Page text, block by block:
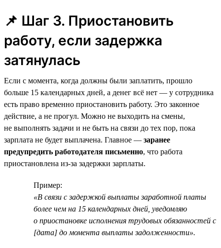
📌 Шаг 3. Приостановить
работу, если задержка
затянулась
Если с момента, когда должны были заплатить, прошло
больше 15 календарных дней, а денег всё нет — у сотрудника
есть право временно приостановить работу. Это законное
действие, а не прогул. Можно не выходить на смены,
не выполнять задачи и не быть на связи до тех пор, пока
зарплата не будет выплачена. Главное — заранее
предупредить работодателя письменно, что работа
приостановлена из-за задержки зарплаты.
Пример:
«В связи с задержкой выплаты заработной платы
более чем на 15 календарных дней, уведомляю
о приостановке исполнения трудовых обязанностей с
[дата] до момента выплаты задолженности».